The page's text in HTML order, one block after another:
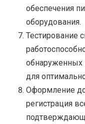
обеспечения
оборудования.
Тестирование
обнаруженных
для
Оформление
регистрация